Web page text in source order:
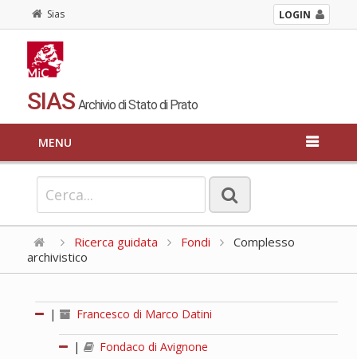
Sias LOGIN
SIAS Archivio di Stato di Prato
MENU
Ricerca guidata Fondi
Complesso
archivistico
| Francesco di Marco Datini
| Fondaco di Avignone